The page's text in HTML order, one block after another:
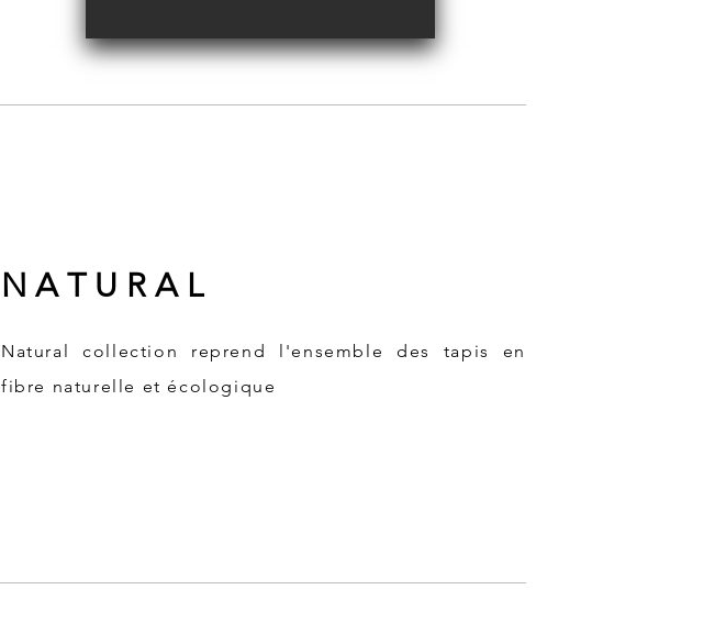
N A T U R A L
Natural collection reprend l'ensemble des tapis en
fibre naturelle et écologique